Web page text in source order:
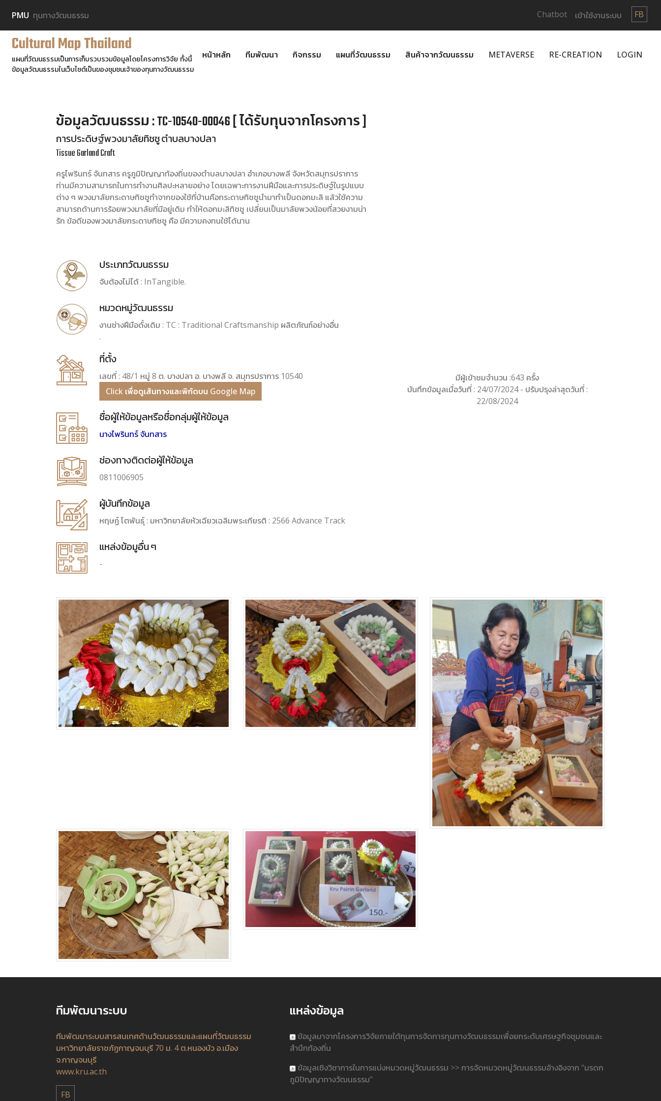
PMU ทุนทางวัฒนธรรม Chatbot เข้าใช้งานระบบ FB
Cultural Map Thailand
แผนที่วัฒนธรรมเป็นการเก็บรวบรวมข้อมูลโดยโครงการวิจัย ทั้งนี้
ข้อมูลวัฒนธรรมในเว็บไซต์เป็นของชุมชนเจ้าของทุนทางวัฒนธรรม
หน้าหลัก ทีมพัฒนา กิจกรรม แผนที่วัฒนธรรม สินค้าจากวัฒนธรรม METAVERSE RE-CREATION LOGIN
ข้อมูลวัฒนธรรม : TC-10540-00046 [ ได้รับทุนจากโครงการ ]
การประดิษฐ์พวงมาลัยทิชชู ตำบลบางปลา
Tissue Garland Craft
ครูไพรินทร์ จันทสาร ครูภูมิปัญญาท้องถิ่นของตำบลบางปลา อำเภอบางพลี จังหวัดสมุทรปราการ
ท่านมีความสามารถในการทำงานศิลปะหลายอย่าง โดยเฉพาะการงานฝีมือและการประดิษฐ์ในรูปแบบ
ต่าง ๆ พวงมาลัยกระดาษทิชชูทำจากของใช้ที่บ้านคือกระดาษทิชชูนำมาทำเป็นดอกมะลิ แล้วใช้ความ
สามารถด้านการร้อยพวงมาลัยที่มีอยู่เดิม ทำให้ดอกมะลิทิชชู เปลี่ยนเป็นมาลัยพวงน้อยที่สวยงามน่า
รัก ข้อดีของพวงมาลัยกระดาษทิชชู คือ มีความคงทนใช้ได้นาน
ประเภทวัฒนธรรม
จับต้องไม่ได้ : InTangible.
หมวดหมู่วัฒนธรรม
งานช่างฝีมือดั้งเดิม : TC : Traditional Craftsmanship ผลิตภัณฑ์อย่างอื่น
.
ที่ตั้ง
เลขที่ : 48/1 หมู่ 8 ต. บางปลา อ. บางพลี จ. สมุทรปราการ 10540
Click เพื่อดูเส้นทางและพิกัดบน Google Map
ชื่อผู้ให้ข้อมูลหรือชื่อกลุ่มผู้ให้ข้อมูล
นางไพรินทร์ จันทสาร
ช่องทางติดต่อผู้ให้ข้อมูล
0811006905
ผู้บันทึกข้อมูล
หฤษฏ์ โตพันธุ์ : มหาวิทยาลัยหัวเฉียวเฉลิมพระเกียรติ : 2566 Advance Track
แหล่งข้อมูอื่น ๆ
-
มีผู้เข้าชมจำนวน :643 ครั้ง
บันทึกข้อมูลเมื่อวันที่ : 24/07/2024 - ปรับปรุงล่าสุดวันที่ :
22/08/2024
ทีมพัฒนาระบบ
ทีมพัฒนาระบบสารสนเทศด้านวัฒนธรรมและแผนที่วัฒนธรรม
มหาวิทยาลัยราชภัฏกาญจนบุรี 70 ม. 4 ต.หนองบัว อ.เมือง
จ.กาญจนบุรี
www.kru.ac.th
FB
แหล่งข้อมูล
ข้อมูลมาจากโครงการวิจัยภายใต้ทุนการจัดการทุนทางวัฒนธรรมเพื่อยกระดับเศรษฐกิจชุมชนและ
สำนึกท้องถิ่น
ข้อมูลเชิงวิชาการในการแบ่งหมวดหมู่วัฒนธรรม >> การจัดหมวดหมู่วัฒนธรรมอ้างอิงจาก “มรดก
ภูมิปัญญาทางวัฒนธรรม”